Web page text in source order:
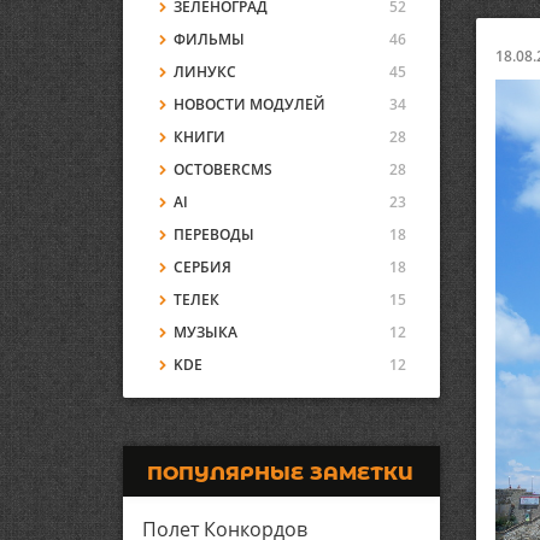
ЗЕЛЕНОГРАД
52
ФИЛЬМЫ
46
ЛИНУКС
45
НОВОСТИ МОДУЛЕЙ
34
КНИГИ
28
OCTOBERCMS
28
AI
23
ПЕРЕВОДЫ
18
СЕРБИЯ
18
ТЕЛЕК
15
МУЗЫКА
12
KDE
12
ПОПУЛЯРНЫЕ ЗАМЕТКИ
Полет Конкордов